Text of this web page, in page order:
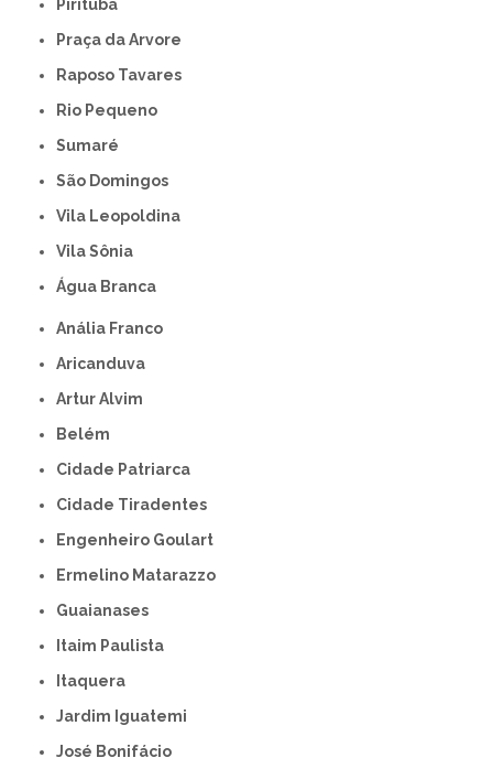
Pirituba
Praça da Arvore
Raposo Tavares
Rio Pequeno
Sumaré
São Domingos
Vila Leopoldina
Vila Sônia
Água Branca
Anália Franco
Aricanduva
Artur Alvim
Belém
Cidade Patriarca
Cidade Tiradentes
Engenheiro Goulart
Ermelino Matarazzo
Guaianases
Itaim Paulista
Itaquera
Jardim Iguatemi
José Bonifácio